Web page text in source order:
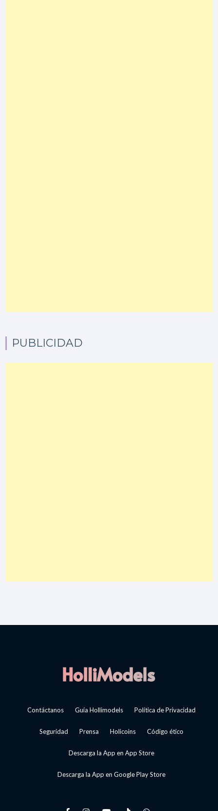
PUBLICIDAD
Contáctanos Guía Hollimodels Política de Privacidad
Seguridad Prensa Holicoins Código ético
Descarga la App en App Store
Descarga la App en Google Play Store